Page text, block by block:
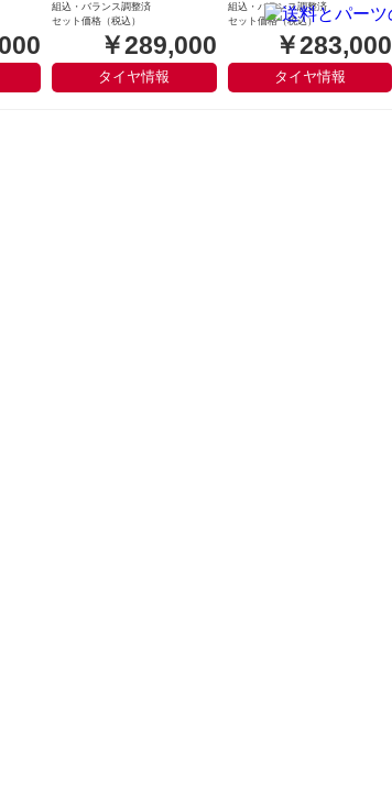
組込・バランス調整済
セット価格（税込）
￥289,000
タイヤ情報
組込・バランス調整済
セット価格（税込）
￥283,000
タイヤ情報